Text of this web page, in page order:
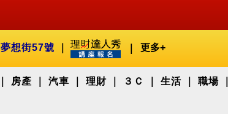
夢想街57號 更多+
房產 汽車 理財 ３Ｃ 生活 職場